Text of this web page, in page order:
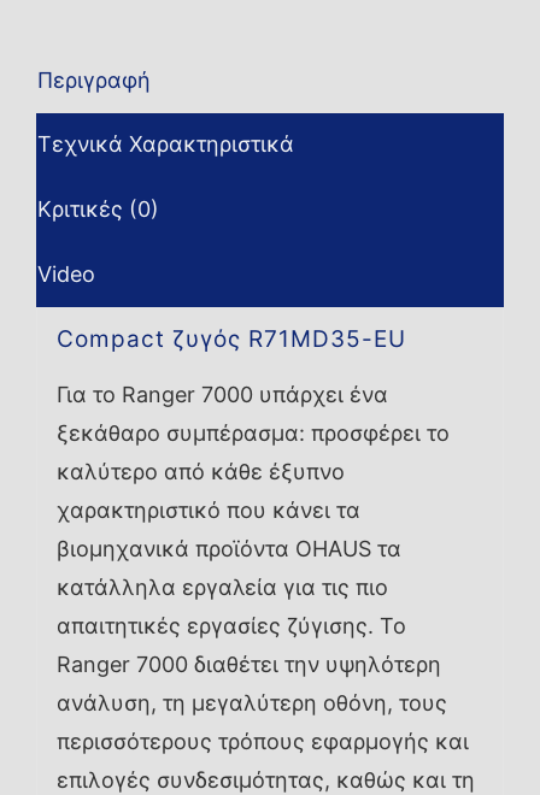
Περιγραφή
Τεχνικά Χαρακτηριστικά
Κριτικές (0)
Video
Compact ζυγός R71MD35-EU
Για το Ranger 7000 υπάρχει ένα
ξεκάθαρο συμπέρασμα: προσφέρει το
καλύτερο από κάθε έξυπνο
χαρακτηριστικό που κάνει τα
βιομηχανικά προϊόντα OHAUS τα
κατάλληλα εργαλεία για τις πιο
απαιτητικές εργασίες ζύγισης. Το
Ranger 7000 διαθέτει την υψηλότερη
ανάλυση, τη μεγαλύτερη οθόνη, τους
περισσότερους τρόπους εφαρμογής και
επιλογές συνδεσιμότητας, καθώς και τη